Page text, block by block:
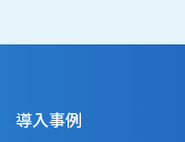
導入事例